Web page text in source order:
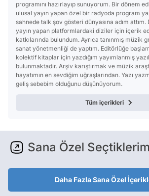
programını hazırlayıp sunuyorum. Bir dönem
ulusal yayın yapan özel bir radyoda program
sahnede talk şov gösteri dünyasına adım
yayın yapan platformlardaki diziler için içerik
katkılarında bulundum. Ayrıca tanınmış müzik
sanat yönetmenliği de yaptım. Editörlüğe
kolektif kitaplar için yazdığım yayımlanmış
bulunmaktadır. Arşiv karıştırmak ve müzik
hayatımın en sevdiğim uğraşlarından. Yazı
geliş sebebim olduğunu düşünüyorum.
Tüm içerikleri
Sana Özel
Daha Fazla Sana Özel